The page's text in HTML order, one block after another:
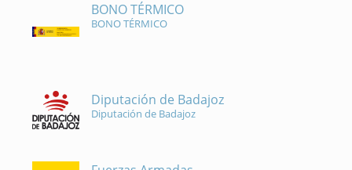
BONO TÉRMICO
BONO TÉRMICO
Diputación de Badajoz
Diputación de Badajoz